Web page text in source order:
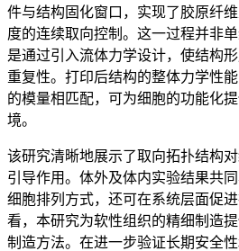
件与结构固化窗口，实现了胶原纤
度的连续取向控制。这一过程并非
是通过引入流体力学设计，使结构
重复性。打印后结构的整体力学性
的模量相匹配，可为细胞的功能化
境。
该研究清晰地展示了取向拓扑结构
引导作用。体外及体内实验结果共
细胞排列方式，还可在系统层面促
看，本研究为软性组织的精细制造
制造方法。在进一步验证长期安全